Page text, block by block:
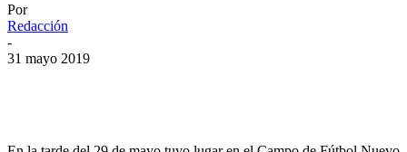
Por
Redacción
-
31 mayo 2019